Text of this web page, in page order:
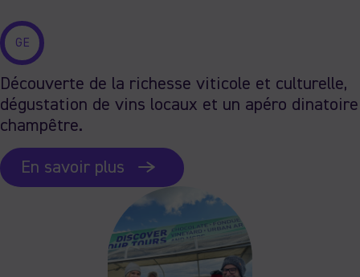
GE
Découverte de la richesse viticole et culturelle,
dégustation de vins locaux et un apéro dinatoire
champêtre.
En savoir plus